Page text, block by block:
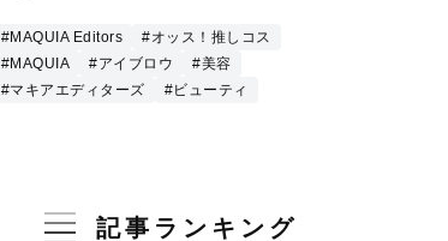
#MAQUIA Editors
#オッス！推しコス
#MAQUIA
#アイブロウ
#美容
#マキアエディターズ
#ビューティ
記事ランキング